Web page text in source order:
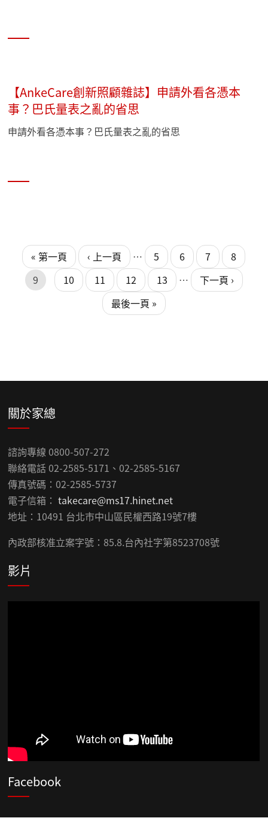
【AnkeCare創新照顧雜誌】申請外看各憑本
事？巴氏量表之亂的省思
申請外看各憑本事？巴氏量表之亂的省思
頁面
頁面« 第一頁 ‹ 上一頁 … 5 6 7
8
9
10 11 12 13 …
下一頁 ›
最後一頁 »
關於家總
諮詢專線 0800-507-272
聯絡電話 02-2585-5171、02-2585-5167
傳真號碼：02-2585-5737
電子信箱：takecare@ms17.hinet.net
地址：10491 台北市中山區民權西路19號7樓
內政部核准立案字號：85.8.台內社字第8523708號
影片
Facebook